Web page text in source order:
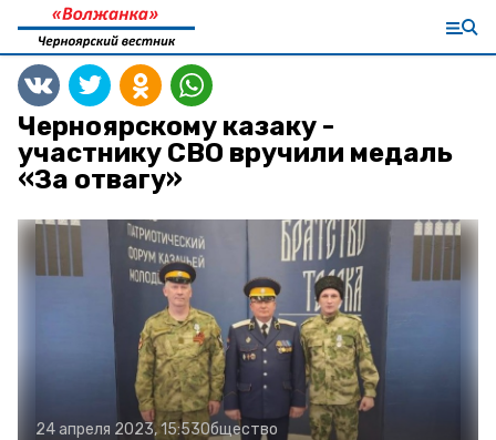
Черноярскому казаку -
участнику СВО вручили медаль
«За отвагу»
24 апреля 2023, 15:53Общество